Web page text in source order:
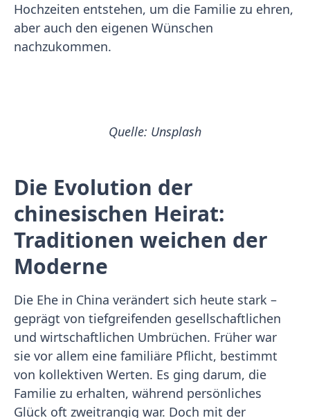
Hochzeiten entstehen, um die Familie zu ehren,
aber auch den eigenen Wünschen
nachzukommen.
Quelle: Unsplash
Die Evolution der
chinesischen Heirat:
Traditionen weichen der
Moderne
Die Ehe in China verändert sich heute stark –
geprägt von tiefgreifenden gesellschaftlichen
und wirtschaftlichen Umbrüchen. Früher war
sie vor allem eine familiäre Pflicht, bestimmt
von kollektiven Werten. Es ging darum, die
Familie zu erhalten, während persönliches
Glück oft zweitrangig war. Doch mit der